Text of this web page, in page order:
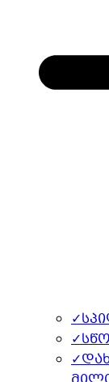
✓
✓
✓